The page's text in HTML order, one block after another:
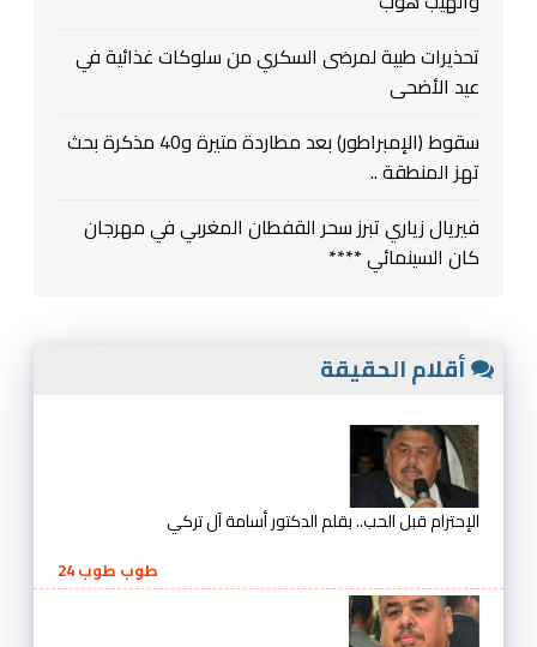
تحذيرات طبية لمرضى السكري من سلوكات غذائية في
عيد الأضحى
سقوط (الإمبراطور) بعد مطاردة متيرة و40 مذكرة بحث
تهز المنطقة ..
فيريال زياري تبرز سحر القفطان المغربي في مهرجان
كان السينمائي ****
أقلام الحقيقة
الإحترام قبل الحب.. بقلم الدكتور أسامة آل تركي
طوب طوب 24